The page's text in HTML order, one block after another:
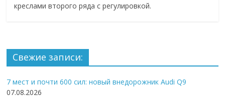
креслами второго ряда с регулировкой.
Свежие записи:
7 мест и почти 600 сил: новый внедорожник Audi Q9
07.08.2026